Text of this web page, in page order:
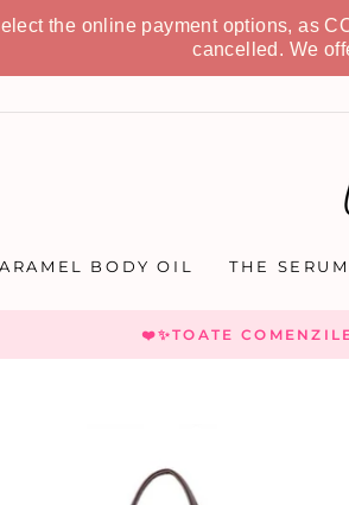
the online payment options, as
cancelled. We
BODY OIL THE SERUM
❤️✨TOATE